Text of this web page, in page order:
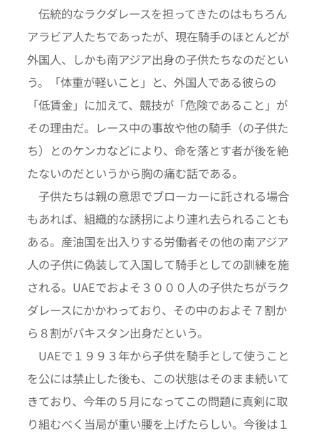
伝統的なラクダレースを担ってきたのはもちろん
アラビア人たちであったが、現在騎手のほとんどが
外国人、しかも南アジア出身の子供たちなのだとい
う。「体重が軽いこと」と、外国人である彼らの
「低賃金」に加えて、競技が「危険であること」が
その理由だ。レース中の事故や他の騎手（の子供た
ち）とのケンカなどにより、命を落とす者が後を絶
たないのだというから胸の痛む話である。
子供たちは親の意思でブローカーに託される場合
もあれば、組織的な誘拐により連れ去られることも
ある。産油国を出入りする労働者その他の南アジア
人の子供に偽装して入国して騎手としての訓練を施
される。UAEでおよそ３０００人の子供たちがラク
ダレースにかかわっており、その中のおよそ７割か
ら８割がパキスタン出身だという。
UAEで１９９３年から子供を騎手として使うこと
を公には禁止した後も、この状態はそのまま続いて
きており、今年の５月になってこの問題に真剣に取
り組むべく当局が重い腰を上げたらしい。今後は１